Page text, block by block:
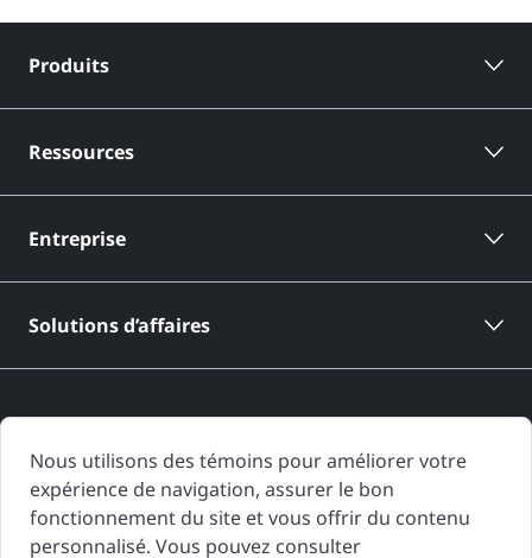
Produits
Ressources
Entreprise
Solutions d’affaires
Les rapports d'historique de véhicule de CARFAX Canada sont basés
uniquement sur l'information fournie à CARFAX Canada et disponible à
Nous utilisons des témoins pour améliorer votre
expérience de navigation, assurer le bon
fonctionnement du site et vous offrir du contenu
personnalisé. Vous pouvez consulter